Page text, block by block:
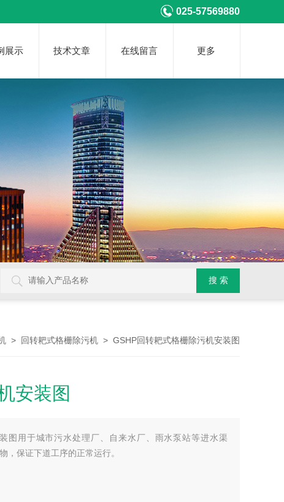
025-57569880
展示 技术文章 在线留言 更多
> 回转耙式格栅除污机 > GSHP回转耙式格栅除污机安装图
安装图
图用于城市污水处理厂、自来水厂、雨水泵站等进水渠
，保证下道工序的正常运行。